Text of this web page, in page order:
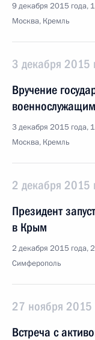
9 декабря 2015 года,
Москва, Кремль
3 декабря 2015
Вручение
3 декабря 2015 года,
Москва, Кремль
2 декабря 2015
Президент
в Крым
2 декабря 2015 года,
Симферополь
27 ноября 2015
Встреча с